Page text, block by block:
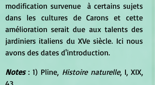
modification survenue  à certains sujets
dans les cultures de Carons et cette
amélioration serait due aux talents des
jardiniers italiens du XVe siècle. Ici nous
avons des dates d'introduction.
Notes : 1) Pline, Histoire naturelle, I, XIX,